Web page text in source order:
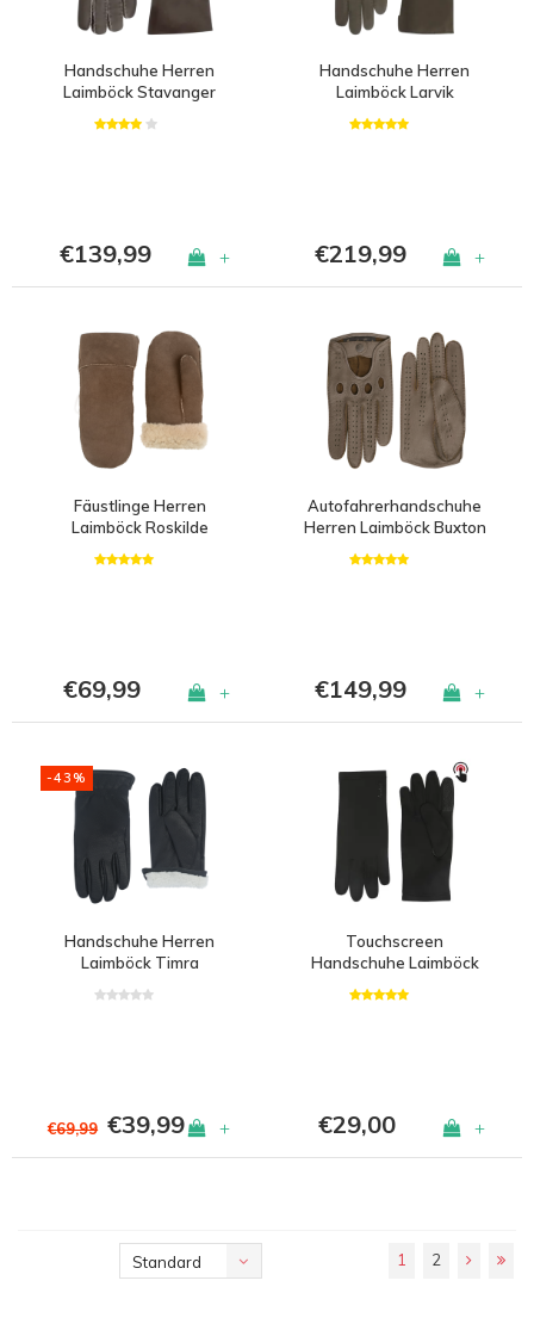
Handschuhe Herren
Laimböck Stavanger
€139,99 +
Handschuhe Herren
Laimböck Larvik
€219,99 +
Fäustlinge Herren
Laimböck Roskilde
€69,99 +
Autofahrerhandschuhe
Herren Laimböck Buxton
€149,99 +
-43%
Handschuhe Herren
Laimböck Timra
€69,99 €39,99 +
Touchscreen
Handschuhe Laimböck
€29,00 +
Standard 1 2